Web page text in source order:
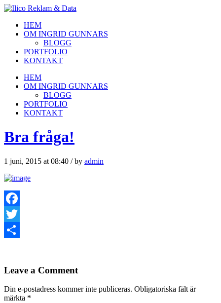
HEM
OM INGRID GUNNARS
BLOGG
PORTFOLIO
KONTAKT
HEM
OM INGRID GUNNARS
BLOGG
PORTFOLIO
KONTAKT
Bra fråga!
1 juni, 2015 at 08:40 /by admin
Facebook
Twitter
Leave a Comment
Din e-postadress kommer inte publiceras. Obligatoriska fält är
märkta *